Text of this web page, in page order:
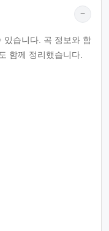
−
있습니다. 곡 정보와 함
함께 정리했습니다.